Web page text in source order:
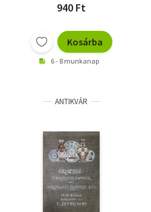
940 Ft
Kosárba
6 - 8 munkanap
ANTIKVÁR